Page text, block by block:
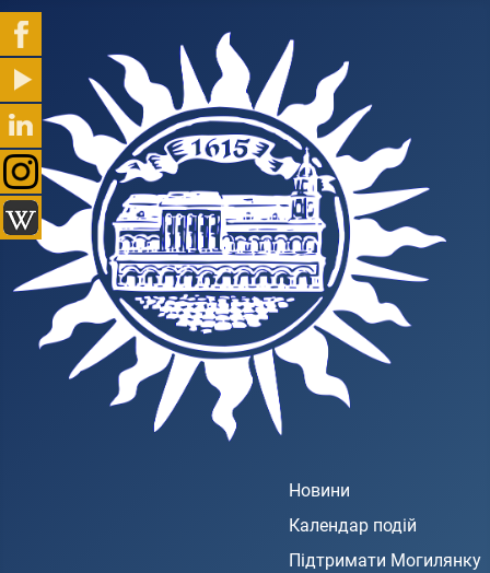
Новини
Календар подій
Підтримати Могилянку